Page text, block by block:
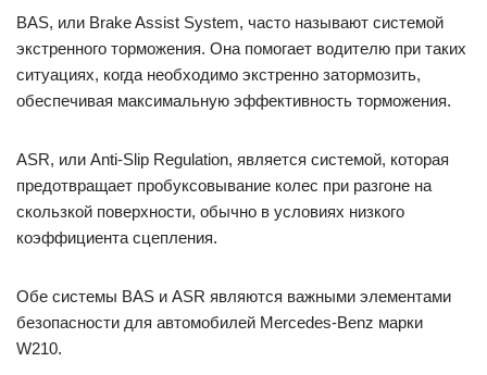
BAS, или Brake Assist System, часто называют системой
экстренного торможения. Она помогает водителю при таких
ситуациях, когда необходимо экстренно затормозить,
обеспечивая максимальную эффективность торможения.
ASR, или Anti-Slip Regulation, является системой, которая
предотвращает пробуксовывание колес при разгоне на
скользкой поверхности, обычно в условиях низкого
коэффициента сцепления.
Обе системы BAS и ASR являются важными элементами
безопасности для автомобилей Mercedes-Benz марки
W210.